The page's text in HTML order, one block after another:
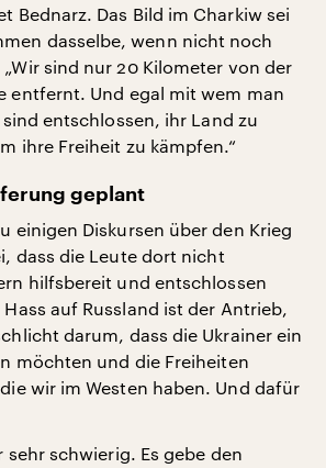
Bednarz. Das Bild im Charkiw sei
dasselbe, wenn nicht noch
sind nur 20 Kilometer von der
entfernt. Und egal mit wem man
entschlossen, ihr Land zu
ihre Freiheit zu kämpfen.“
geplant
einigen Diskursen über den Krieg
dass die Leute dort nicht
hilfsbereit und entschlossen
auf Russland ist der Antrieb,
darum, dass die Ukrainer ein
möchten und die Freiheiten
wir im Westen haben. Und dafür
sehr schwierig. Es gebe den